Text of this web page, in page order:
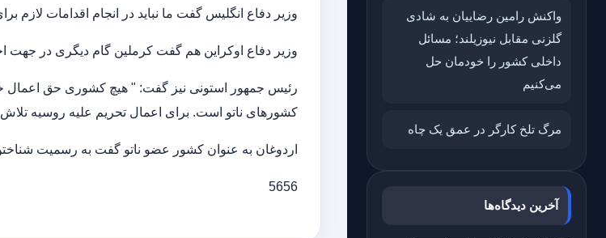
واکنش رامین رضاییان به شادی
گلزنی مقابل نیوزیلند؛ مسائل
داخلی کشور را خودمان حل
می‌کنیم
مرگ تلخ کارگر در عمق یک چاه
آخرین دیدگاه‌ها
وزیر دفاع انگلیس گفت ما نباید در انجام اقدامات لازم
وزیر دفاع اوکراین هم گفت کرملین گام دیگری در جهت
رئیس جمهور استونی نیز گفت: " هیچ کشوری حق اعمال
کشورهای ناتو است. برای اعمال تحریم علیه روسیه
اردوغان به عنوان کشور عضو ناتو گفت به رسمیت
5656